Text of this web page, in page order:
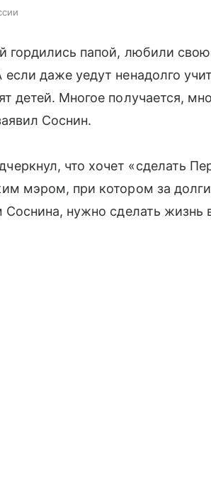
гордились папой, любили
даже уедут ненадолго
детей. Многое получается,
Соснин.
что хочет «сделать
мэром, при котором за
Соснина, нужно сделать жизнь